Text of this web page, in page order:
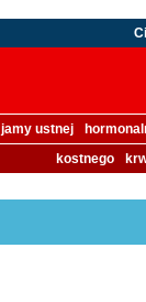
jamy ustnej
kostnego